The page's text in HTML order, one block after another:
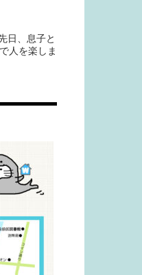
日、息子と
人を楽しま